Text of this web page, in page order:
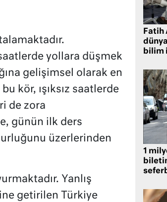
yollara düşmek
gelişimsel olarak en
kör, ışıksız saatlerde
de zora
günün ilk ders
üzerlerinden
Yanlış
getirilen Türkiye
Fatih
bilim
1